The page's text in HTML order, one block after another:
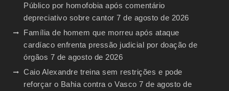
Público por homofobia após comentário
depreciativo sobre cantor 7 de agosto de 2026
Família de homem que morreu após ataque
cardíaco enfrenta pressão judicial por doação de
órgãos 7 de agosto de 2026
Caio Alexandre treina sem restrições e pode
reforçar o Bahia contra o Vasco 7 de agosto de